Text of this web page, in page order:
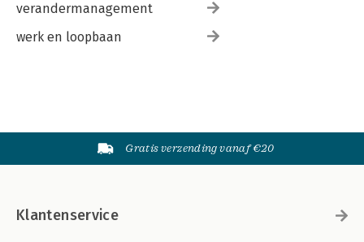
verandermanagement
werk en loopbaan
Gratis verzending vanaf €20
Klantenservice